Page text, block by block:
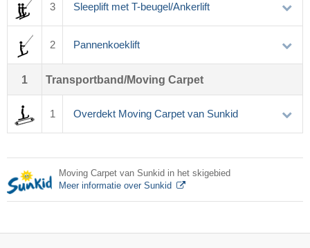
3 Sleeplift met T-beugel/Ankerlift
2 Pannenkoeklift
1 Transportband/Moving Carpet
1 Overdekt Moving Carpet van Sunkid
Moving Carpet van Sunkid in het skigebied
Meer informatie over Sunkid